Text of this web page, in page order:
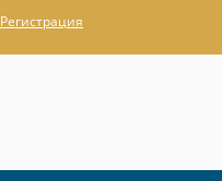
Регистрация